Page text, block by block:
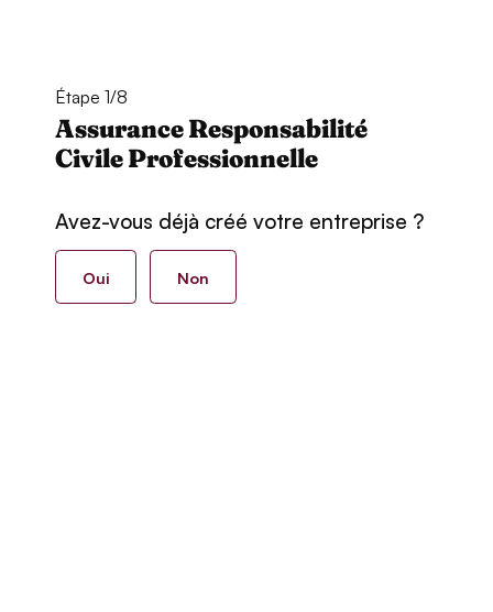
Étape 1/8
Assurance Responsabilité
Civile Professionnelle
Avez-vous déjà créé votre entreprise ?
Oui Non